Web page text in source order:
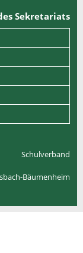
Sekretariats
Schulverband
Bäumenheim